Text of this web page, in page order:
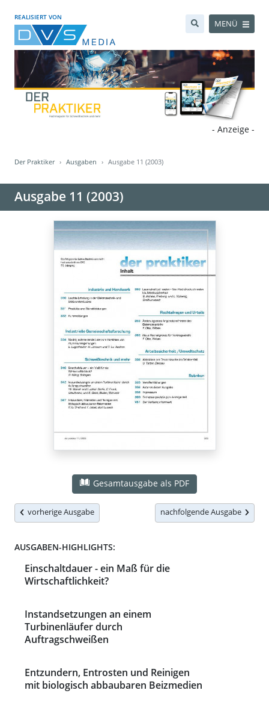
REALISIERT VON
MENÜ
- Anzeige -
Der Praktiker Ausgaben Ausgabe 11 (2003)
Ausgabe 11 (2003)
Gesamtausgabe als PDF
vorherige Ausgabe nachfolgende Ausgabe
AUSGABEN-HIGHLIGHTS:
Einschaltdauer - ein Maß für die
Wirtschaftlichkeit?
Instandsetzungen an einem
Turbinenläufer durch
Auftragschweißen
Entzundern, Entrosten und Reinigen
mit biologisch abbaubaren Beizmedien